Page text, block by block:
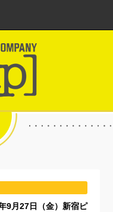
9月27日（金）新宿ピ